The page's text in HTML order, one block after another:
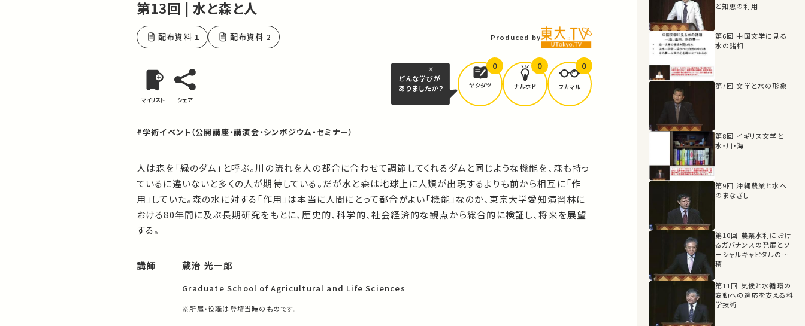
第13回 | 水と森と人
配布資料 1 配布資料 2 Produced by
マイリスト シェア
どんな学びが
ありましたか？
ヤクダツ
0
ナルホド
0
フカマル
0
#学術イベント（公開講座・講演会・シンポジウム・セミナー）
人は森を「緑のダム」と呼ぶ。川の流れを人の都合に合わせて調節してくれるダムと同じような機能を、森も持っ
ているに違いないと多くの人が期待している。だが水と森は地球上に人類が出現するよりも前から相互に「作
用」していた。森の水に対する「作用」は本当に人間にとって都合がよい「機能」なのか、東京大学愛知演習林に
おける80年間に及ぶ長期研究をもとに、歴史的、科学的、社会経済的な観点から総合的に検証し、将来を展望
する。
講師 蔵治 光一郎
Graduate School of Agricultural and Life Sciences
※所属・役職は登壇当時のものです。
と知恵の利用
第6回 中国文学に見る
水の諸相
第7回 文学と水の形象
第8回 イギリス文学と
水・川・海
第9回 沖縄農業と水へ
のまなざし
第10回 農業水利におけ
るガバナンスの発展とソ
ーシャルキャピタルの蓄
積
第11回 気候と水循環の
変動への適応を支える科
学技術